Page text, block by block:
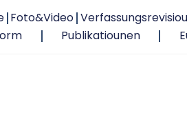
Foto&Video
Publikatiounen